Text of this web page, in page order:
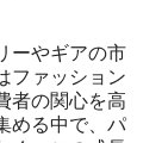
ーやギアの市
ファッション
者の関心を高
める中で、パ